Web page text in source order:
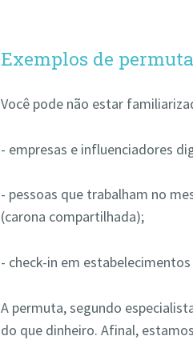
Exemplos de
Você pode não estar
- empresas e influenciadores
- pessoas que trabalham no
(carona compartilhada);
- check-in em
A permuta, segundo
do que dinheiro. Afinal,